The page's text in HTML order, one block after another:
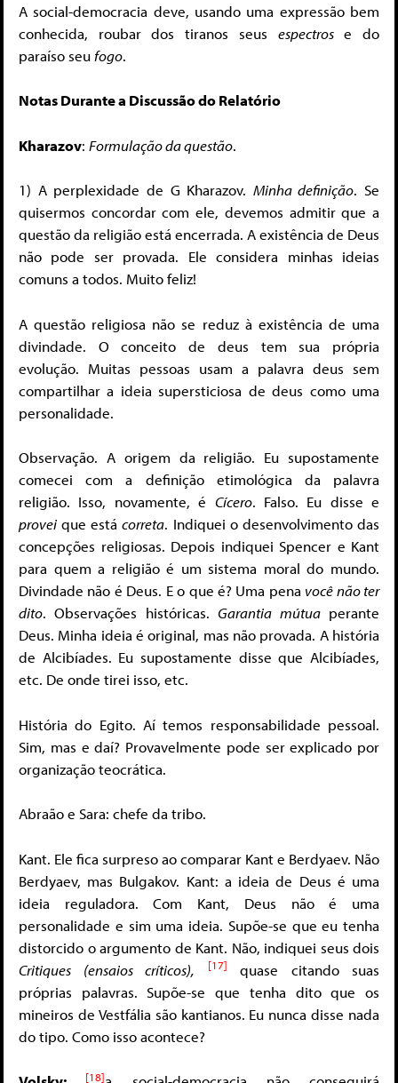
A social-democracia deve, usando uma expressão bem
conhecida, roubar dos tiranos seus espectrose do
paraíso seu fogo.
Notas Durante a Discussão do Relatório
Kharazov: Formulação da questão.
1) A perplexidade de G Kharazov. Minha definição. Se
quisermos concordar com ele, devemos admitir que a
questão da religião está encerrada. A existência de Deus
não pode ser provada. Ele considera minhas ideias
comuns a todos. Muito feliz!
A questão religiosa não se reduz à existência de uma
divindade. O conceito de deus tem sua própria
evolução. Muitas pessoas usam a palavra deus sem
compartilhar a ideia supersticiosa de deus como uma
personalidade.
Observação. A origem da religião. Eu supostamente
comecei com a definição etimológica da palavra
religião. Isso, novamente, é Cícero. Falso. Eu disse e
provei que estácorreta. Indiquei o desenvolvimento das
concepções religiosas. Depois indiquei Spencer e Kant
para quem a religião é um sistema moral do mundo.
Divindade não é Deus. E o que é? Uma pena você não ter
dito. Observações históricas.Garantia mútuaperante
Deus. Minha ideia é original, mas não provada. A história
de Alcibíades. Eu supostamente disse que Alcibíades,
etc. De onde tirei isso, etc.
História do Egito. Aí temos responsabilidade pessoal.
Sim, mas e daí? Provavelmente pode ser explicado por
organização teocrática.
Abraão e Sara: chefe da tribo.
Kant. Ele fica surpreso ao comparar Kant e Berdyaev. Não
Berdyaev, mas Bulgakov. Kant: a ideia de Deus é uma
ideia reguladora. Com Kant, Deus não é uma
personalidade e sim uma ideia. Supõe-se que eu tenha
distorcido o argumento de Kant. Não, indiquei seus dois
Critiques (ensaios críticos),
[17]
quase citando suas
próprias palavras. Supõe-se que tenha dito que os
mineiros de Vestfália são kantianos. Eu nunca disse nada
do tipo. Como isso acontece?
[18]